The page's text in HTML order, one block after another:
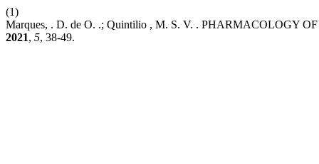
(1)
Marques, . D. de O. .; Quintilio , M. S. V. . PHARMACOLOGY
2021, 5, 38-49.